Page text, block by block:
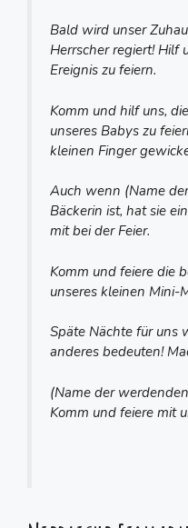
Bald wird unser
Herrscher regiert! Hilf
Ereignis zu feiern.
Komm und hilf uns,
unseres Babys zu
kleinen Finger
Auch wenn (Name
Bäckerin ist, hat sie
mit bei der Feier.
Komm und feiere die
unseres kleinen Mini-
Späte Nächte für uns
anderes bedeuten!
(Name der
Komm und feiere mit